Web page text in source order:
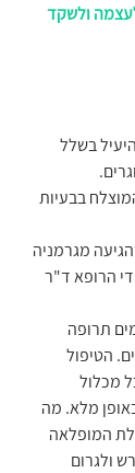
ולשקד
בשלל
בבעיות
מגרמניה
ידי הרופא ד"ר
תרופה
הטיפול
מכלול
מלא. מה
המופלאה
ולגרום